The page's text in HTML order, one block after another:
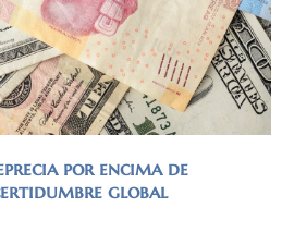
por encima de
global